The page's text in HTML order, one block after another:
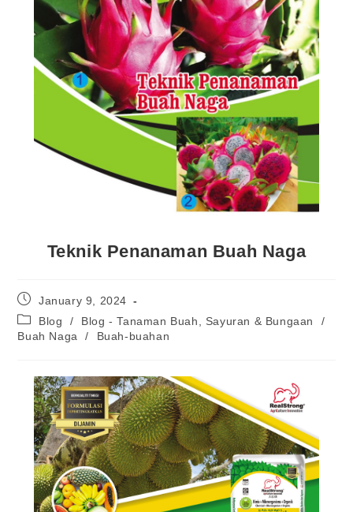
Teknik Penanaman Buah Naga
January 9, 2024
Blog
/ Blog - Tanaman Buah, Sayuran & Bungaan
/
Buah Naga
/ Buah-buahan